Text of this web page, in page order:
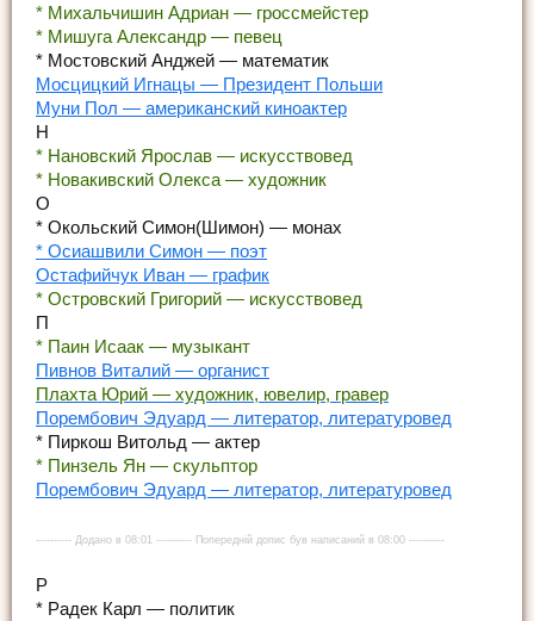
* Михальчишин Адриан — гроссмейстер
* Мишуга Александр — певец
* Мостовский Анджей — математик
Мосцицкий Игнацы — Президент Польши
Муни Пол — американский киноактер
Н
* Нановский Ярослав — искусствовед
* Новакивский Олекса — художник
О
* Окольский Симон(Шимон) — монах
* Осиашвили Симон — поэт
Остафийчук Иван — график
* Островский Григорий — искусствовед
П
* Паин Исаак — музыкант
Пивнов Виталий — органист
Плахта Юрий — художник, ювелир, гравер
Порембович Эдуард — литератор, литературовед
* Пиркош Витольд — актер
* Пинзель Ян — скульптор
Порембович Эдуард — литератор, литературовед
---------- Додано в 08:01 ---------- Попередній допис був написаний в 08:00 ----------
Р
* Радек Карл — политик